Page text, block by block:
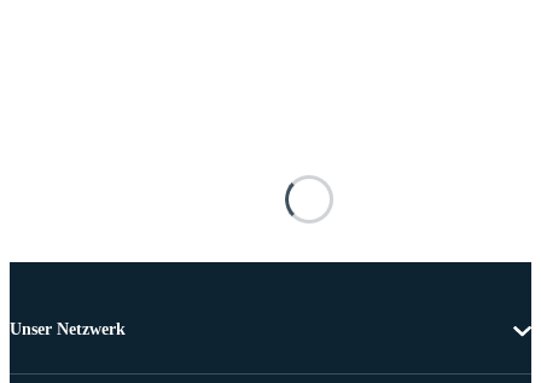
Unser Netzwerk